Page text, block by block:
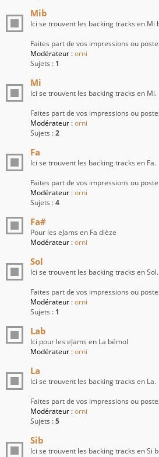
Mib
Ici se trouvent les backing tracks en Mi
Faites part de vos impressions ou
Modérateur :orni
Sujets : 1
Mi
Ici se trouvent les backing tracks en Mi.
Faites part de vos impressions ou
Modérateur :orni
Sujets :2
Fa
Ici se trouvent les backing tracks en Fa.
Faites part de vos impressions ou
Modérateur :orni
Sujets :4
Fa#
Pour les eJams en Fa dièze
Modérateur :orni
Sol
Ici se trouvent les backing tracks en Sol.
Faites part de vos impressions ou
Modérateur :orni
Sujets : 1
Lab
Ici pour les eJams en La bémol
Modérateur :orni
La
Ici se trouvent les backing tracks en La.
Faites part de vos impressions ou
Modérateur :orni
Sujets :5
Sib
Ici se trouvent les backing tracks en Si